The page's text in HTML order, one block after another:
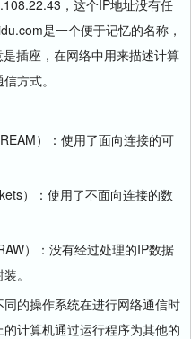
，这个IP地址没有任
是一个便于记忆的名称，
插座，在网络中用来描述计算
方式。
）：使用了面向连接的可
）：使用了不面向连接的数
）：没有经过处理的IP数据
。
的操作系统在进行网络通信时
计算机通过运行程序为其他的